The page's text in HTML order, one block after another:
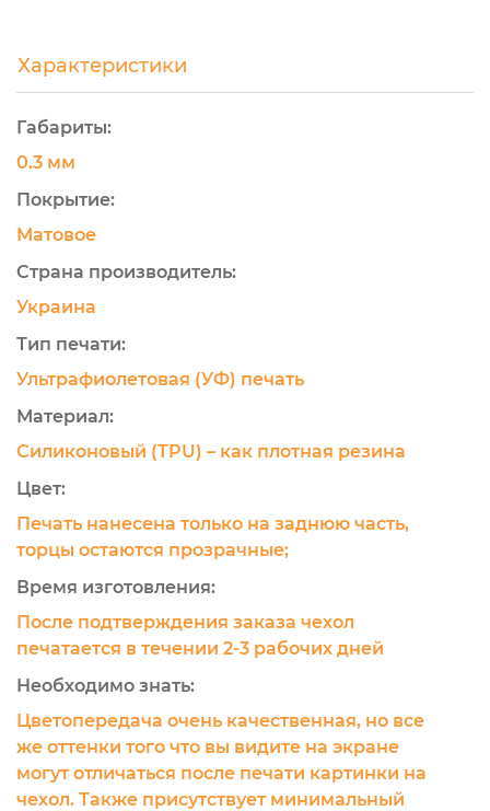
Характеристики
Габариты:
0.3 мм
Покрытие:
Матовое
Страна производитель:
Украина
Тип печати:
Ультрафиолетовая (УФ) печать
Материал:
Силиконовый (TPU) – как плотная резина
Цвет:
Печать нанесена только на заднюю часть,
торцы остаются прозрачные;
Время изготовления:
После подтверждения заказа чехол
печатается в течении 2-3 рабочих дней
Необходимо знать:
Цветопередача очень качественная, но все
же оттенки того что вы видите на экране
могут отличаться после печати картинки на
чехол. Также присутствует минимальный